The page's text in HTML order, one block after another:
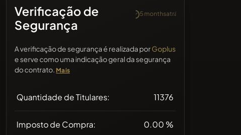
Verificação de
Segurança
5 monthsatrás
A verificação de segurança é realizada porGoplus
e serve como uma indicação geral da segurança
do contrato. Mais
Quantidade de Titulares: 11376
Imposto de Compra: 0.00 %